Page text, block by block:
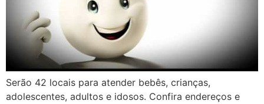
Serão 42 locais para atender bebês, crianças,
adolescentes, adultos e idosos. Confira endereços e